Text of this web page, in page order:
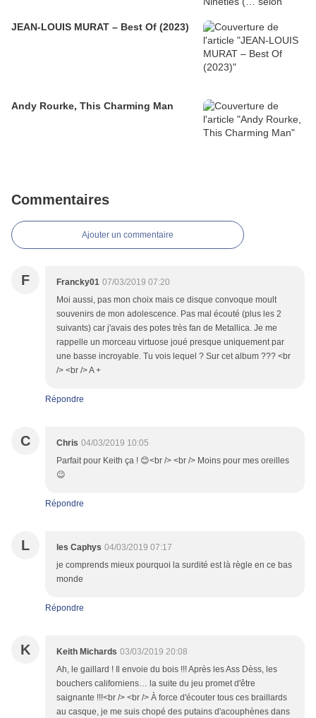
JEAN-LOUIS MURAT – Best Of (2023)
Andy Rourke, This Charming Man
Commentaires
Ajouter un commentaire
F Francky01 07/03/2019 07:20
Moi aussi, pas mon choix mais ce disque convoque moult
souvenirs de mon adolescence. Pas mal écouté (plus les 2
suivants) car j'avais des potes très fan de Metallica. Je me
rappelle un morceau virtuose joué presque uniquement par
une basse incroyable. Tu vois lequel ? Sur cet album ??? <br
/> <br /> A +
Répondre
C Chris 04/03/2019 10:05
Parfait pour Keith ça ! 😊<br /> <br /> Moins pour mes oreilles
😉
Répondre
L les Caphys 04/03/2019 07:17
je comprends mieux pourquoi la surdité est là règle en ce bas
monde
Répondre
K Keith Michards 03/03/2019 20:08
Ah, le gaillard ! Il envoie du bois !!! Après les Ass Dèss, les
bouchers californiens… la suite du jeu promet d'être
saignante !!!<br /> <br /> À force d'écouter tous ces braillards
au casque, je me suis chopé des putains d'acouphènes dans